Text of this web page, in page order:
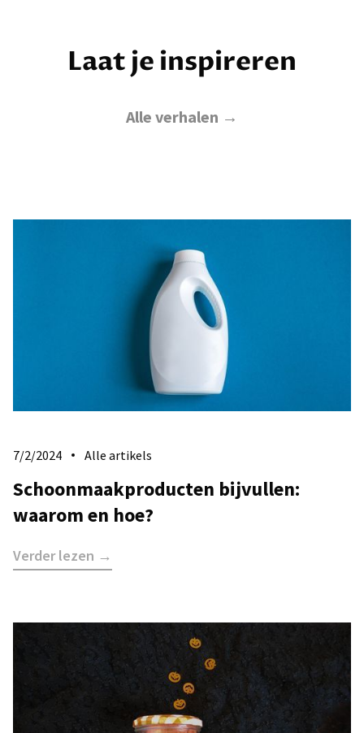
Laat je inspireren
Alle verhalen →
7/2/2024 Alle artikels
Schoonmaakproducten bijvullen:
waarom en hoe?
Verder lezen →